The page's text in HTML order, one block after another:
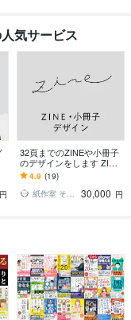
気サービス
円
32頁までのZINEや小冊子
のデザインをします ZINE
を作ってみたい方へ、現
役ブックデザイナーが制
作します
4.9 (19)
紙作室 そえがき
30,000 円